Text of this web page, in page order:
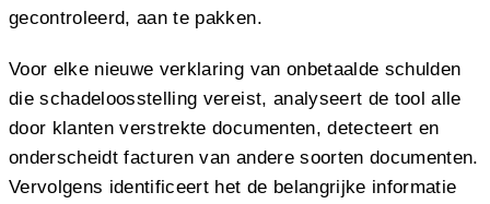
gecontroleerd, aan te pakken.
Voor elke nieuwe verklaring van onbetaalde schulden
die schadeloosstelling vereist, analyseert de tool alle
door klanten verstrekte documenten, detecteert en
onderscheidt facturen van andere soorten documenten.
Vervolgens identificeert het de belangrijke informatie